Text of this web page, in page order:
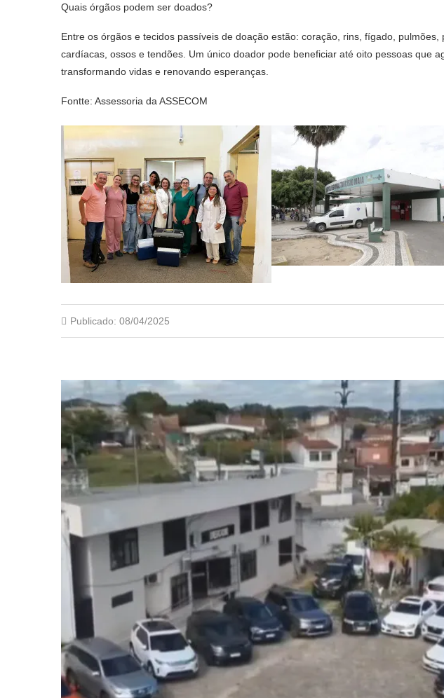
Quais órgãos podem ser doados?
Entre os órgãos e tecidos passíveis de doação estão: coração, rins, fígado, pulmões,
cardíacas, ossos e tendões. Um único doador pode beneficiar até oito pessoas que
transformando vidas e renovando esperanças.
Fontte: Assessoria da ASSECOM
Publicado: 08/04/2025